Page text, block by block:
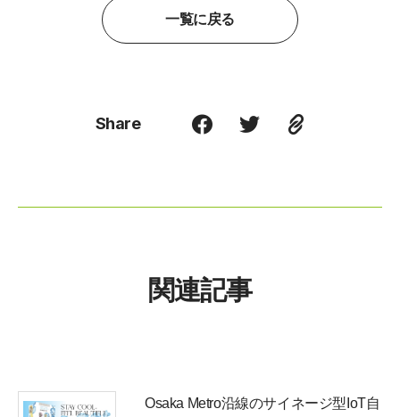
一覧に戻る
Share
関連記事
Osaka Metro沿線のサイネージ型IoT自